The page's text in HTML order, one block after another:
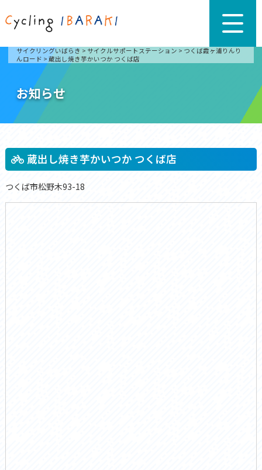
サイクリングいばらき > サイクルサポートステーション > つくば霞ヶ浦りんり
んロード > 蔵出し焼き芋かいつか つくば店
お知らせ
蔵出し焼き芋かいつか つくば店
つくば市松野木93-18